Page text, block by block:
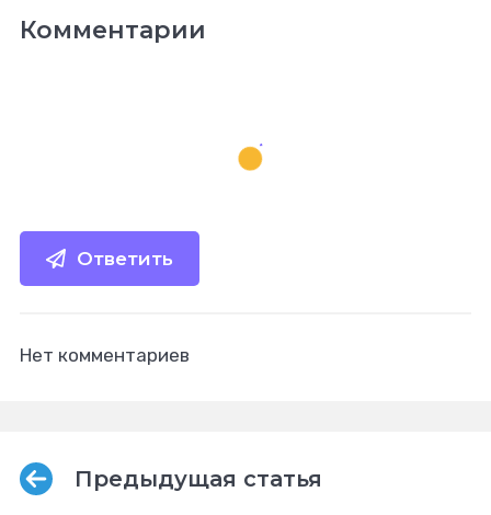
Комментарии
Ответить
Нет комментариев
Предыдущая статья